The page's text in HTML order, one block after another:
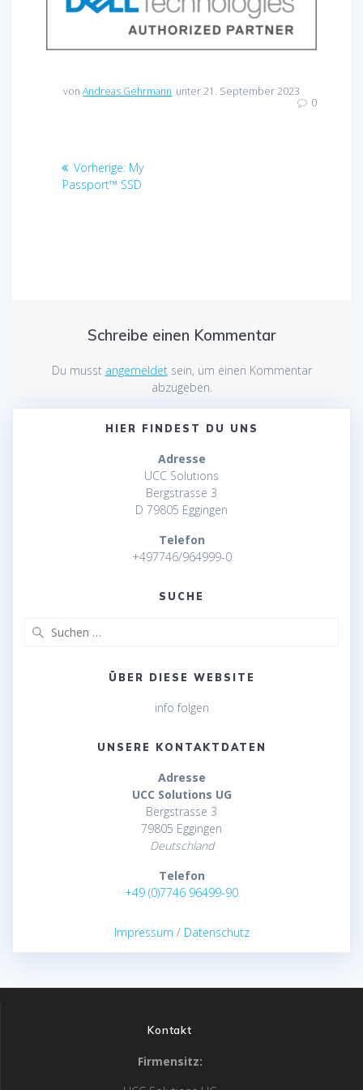
vonAndreas Gehrmann unter 21. September 2023
0
Beitragsnavigation
Vorherige: Vorheriger
Beitrag:
My
Passport™ SSD
Schreibe einen Kommentar
Du musst angemeldetsein, um einen Kommentar
abzugeben.
HIER FINDEST DU UNS
Adresse
UCC Solutions
Bergstrasse 3
D 79805 Eggingen
Telefon
+497746/964999-0
SUCHE
ÜBER DIESE WEBSITE
info folgen
UNSERE KONTAKTDATEN
Adresse
UCC Solutions UG
Bergstrasse 3
79805 Eggingen
Deutschland
Telefon
+49 (0)7746 96499-90
Impressum / Datenschutz
Kontakt
Firmensitz: